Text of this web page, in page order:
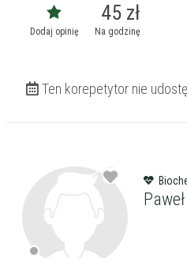
Filtry
Maksymalna cena
Dodaj opinię
45 zł
Na godzinę
Ten korepetytor nie
Paweł